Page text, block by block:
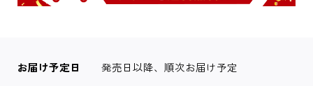
お届け予定日 発売日以降、順次お届け予定